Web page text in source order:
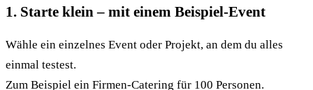
1. Starte klein – mit einem Beispiel-Event
Wähle ein einzelnes Event oder Projekt, an dem du alles
einmal testest.
Zum Beispiel ein Firmen-Catering für 100 Personen.